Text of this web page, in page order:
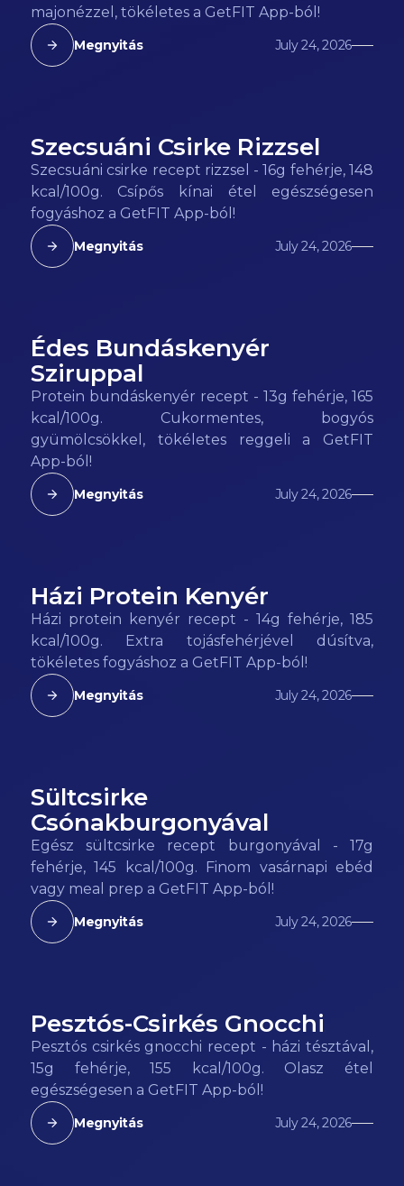
majonézzel, tökéletes a GetFIT App-ból!
Megnyitás July 24, 2026
148kcal
Szecsuáni Csirke Rizzsel
Szecsuáni csirke recept rizzsel - 16g fehérje, 148
kcal/100g. Csípős kínai étel egészségesen
fogyáshoz a GetFIT App-ból!
Megnyitás July 24, 2026
165 kcal
Édes Bundáskenyér
Sziruppal
Protein bundáskenyér recept - 13g fehérje, 165
kcal/100g. Cukormentes, bogyós
gyümölcsökkel, tökéletes reggeli a GetFIT
App-ból!
Megnyitás July 24, 2026
185kcal
Házi Protein Kenyér
Házi protein kenyér recept - 14g fehérje, 185
kcal/100g. Extra tojásfehérjével dúsítva,
tökéletes fogyáshoz a GetFIT App-ból!
Megnyitás July 24, 2026
145 kcal
Sültcsirke
Csónakburgonyával
Egész sültcsirke recept burgonyával - 17g
fehérje, 145 kcal/100g. Finom vasárnapi ebéd
vagy meal prep a GetFIT App-ból!
Megnyitás July 24, 2026
155kcal
Pesztós-Csirkés Gnocchi
Pesztós csirkés gnocchi recept - házi tésztával,
15g fehérje, 155 kcal/100g. Olasz étel
egészségesen a GetFIT App-ból!
Megnyitás July 24, 2026